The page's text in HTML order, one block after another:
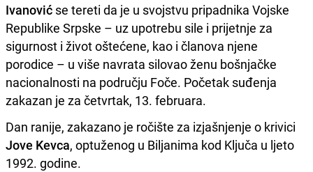
Ivanović se tereti da je u svojstvu pripadnika Vojske
Republike Srpske – uz upotrebu sile i prijetnje za
sigurnost i život oštećene, kao i članova njene
porodice – u više navrata silovao ženu bošnjačke
nacionalnosti na području Foče. Početak suđenja
zakazan je za četvrtak, 13. februara.
Dan ranije, zakazano je ročište za izjašnjenje o krivici
Jove Kevca, optuženog u Biljanima kod Ključa u ljeto
1992. godine.